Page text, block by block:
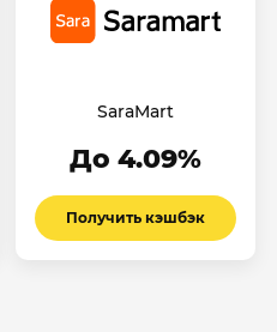
SaraMart
До 4.09%
Получить кэшбэк